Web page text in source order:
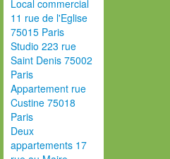
Local commercial
11 rue de l'Eglise
75015 Paris
Studio 223 rue
Saint Denis 75002
Paris
Appartement rue
Custine 75018
Paris
Deux
appartements 17